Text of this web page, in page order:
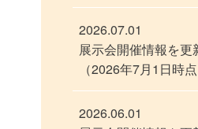
2026.07.01
展示会開催情報を更
（2026年7月1日時点
2026.06.01